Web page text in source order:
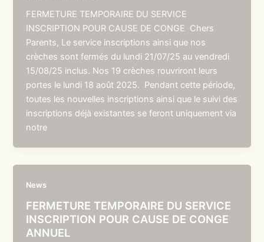
FERMETURE TEMPORAIRE DU SERVICE
INSCRIPTION POUR CAUSE DE CONGE Chers
Parents, Le service inscriptions ainsi que nos
crèches sont fermés du lundi 21/07/25 au vendredi
15/08/25 inclus. Nos 19 crèches rouvriront leurs
portes le lundi 18 août 2025. Pendant cette période,
toutes les nouvelles inscriptions ainsi que le suivi des
inscriptions déjà existantes se feront uniquement via
notre
News
FERMETURE TEMPORAIRE DU SERVICE
INSCRIPTION POUR CAUSE DE CONGE
ANNUEL